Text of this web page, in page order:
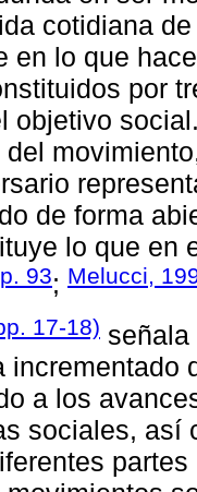
cotidiana
en lo que
por
objetivo
de forma
lo que en
93; Melucci,
17-18)
incrementado
a los
sociales, así